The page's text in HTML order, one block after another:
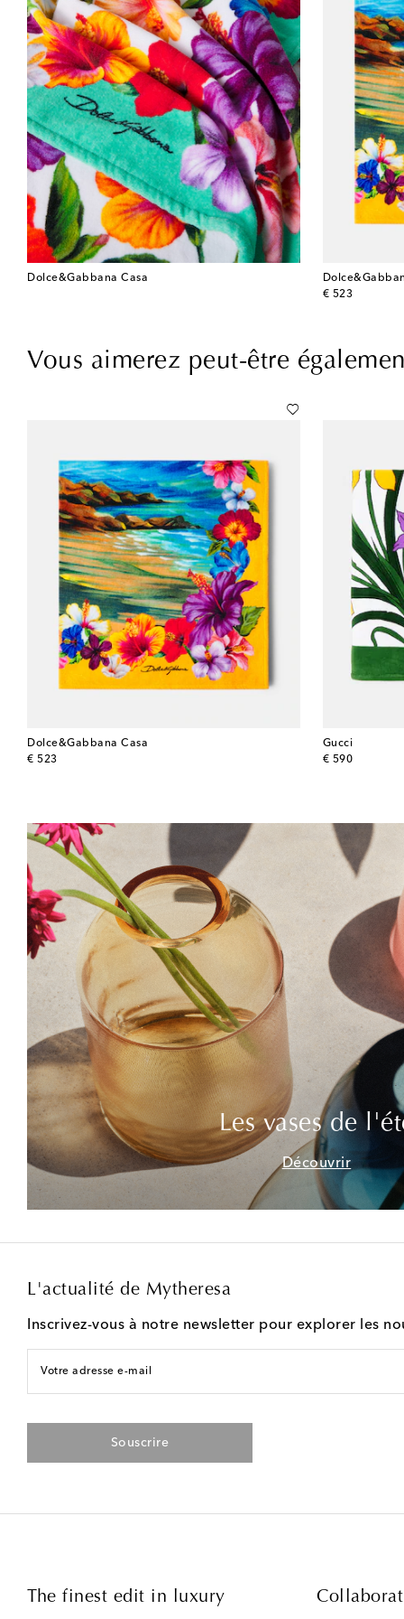
Dolce&Gabbana Casa
€ 523
original price
Vous aimerez peut-être
Dolce&Gabbana Casa
€ 523
original price
Gucci
€ 590
original price
Les vases de
Découvrir
L'actualité de Mytheresa
Inscrivez-vous à notre newsletter pour explorer les
Votre adresse e-mail
Souscrire
The finest edit in luxury